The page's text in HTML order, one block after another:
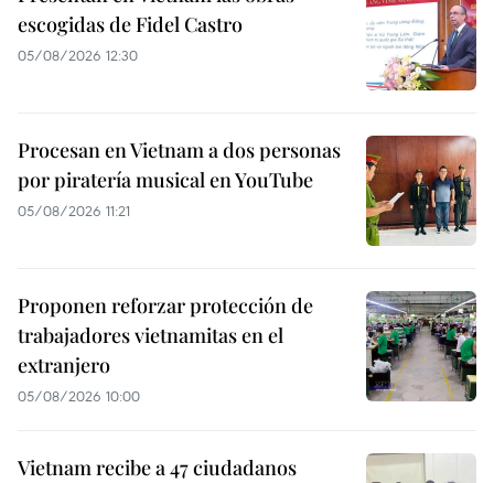
escogidas de Fidel Castro
05/08/2026 12:30
Procesan en Vietnam a dos personas
por piratería musical en YouTube
05/08/2026 11:21
Proponen reforzar protección de
trabajadores vietnamitas en el
extranjero
05/08/2026 10:00
Vietnam recibe a 47 ciudadanos